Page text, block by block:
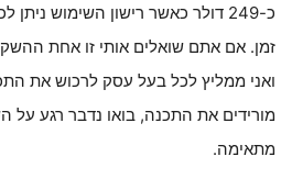
כ-249 דולר כאשר רישון השימוש
זמן. אם אתם שואלים אותי זו אחת
ואני ממליץ לכל בעל עסק לרכוש את
מורידים את התכנה, בואו נדבר רגע על
מתאימה.